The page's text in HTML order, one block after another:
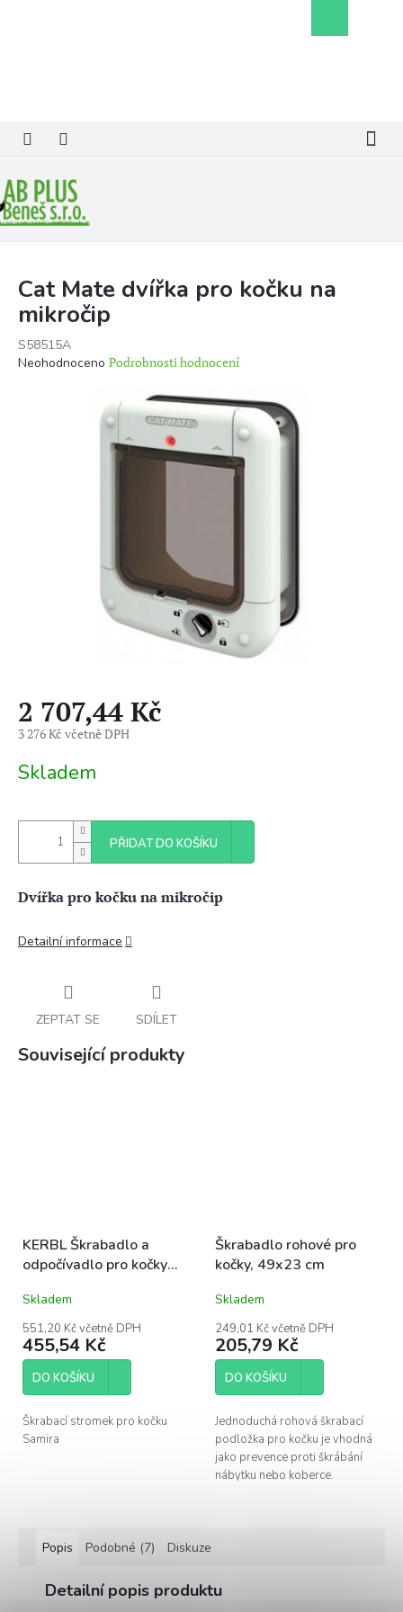
košík
Cat Mate dvířka pro kočku na
mikročip
S58515A
Průměrné
Neohodnoceno Podrobnosti hodnocení
2 707,44 Kč
3 276 Kč včetně DPH
cena:
Skladem
PŘIDAT DO KOŠÍKU
Dvířka pro kočku na mikročip
Detailní informace
ZEPTAT SE SDÍLET
Související produkty
KERBL Škrabadlo a
odpočívadlo pro kočky
Skladem
551,20 Kč včetně DPH
455,54 Kč
DO KOŠÍKU
Škrabací stromek pro kočku
Samira
Škrabadlo rohové pro
kočky, 49x23 cm
Skladem
249,01 Kč včetně DPH
205,79 Kč
DO KOŠÍKU
Jednoduchá rohová škrabací
podložka pro kočku je vhodná
jako prevence proti škrábání
nábytku nebo koberce.
Popis Podobné (7) Diskuze
Detailní popis produktu